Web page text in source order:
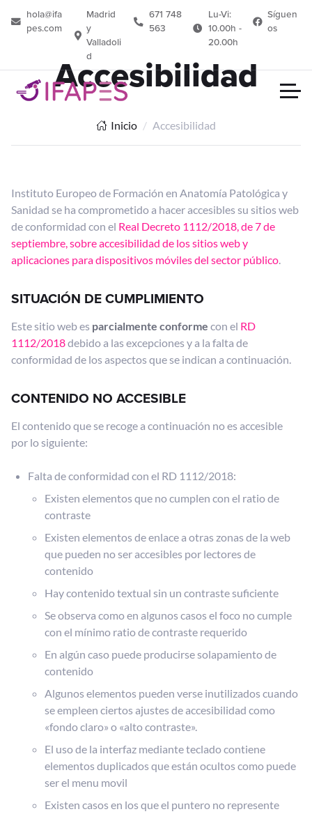
hola@ifa
pes.com
Madrid
y
Valladoli
d
671 748
563
Lu-Vi:
10.00h -
20.00h
Síguen
os
Accesibilidad
Inicio Accesibilidad
Instituto Europeo de Formación en Anatomía Patológica y
Sanidad se ha comprometido a hacer accesibles su sitios web
de conformidad con el Real Decreto 1112/2018, de 7 de
septiembre, sobre accesibilidad de los sitios web y
aplicaciones para dispositivos móviles del sector público.
SITUACIÓN DE CUMPLIMIENTO
Este sitio web es parcialmente conforme con el RD
1112/2018debido a las excepciones y a la falta de
conformidad de los aspectos que se indican a continuación.
CONTENIDO NO ACCESIBLE
El contenido que se recoge a continuación no es accesible
por lo siguiente:
Falta de conformidad con el RD 1112/2018:
Existen elementos que no cumplen con el ratio de
contraste
Existen elementos de enlace a otras zonas de la web
que pueden no ser accesibles por lectores de
contenido
Hay contenido textual sin un contraste suficiente
Se observa como en algunos casos el foco no cumple
con el mínimo ratio de contraste requerido
En algún caso puede producirse solapamiento de
contenido
Algunos elementos pueden verse inutilizados cuando
se empleen ciertos ajustes de accesibilidad como
«fondo claro» o «alto contraste».
El uso de la interfaz mediante teclado contiene
elementos duplicados que están ocultos como puede
ser el menu movil
Existen casos en los que el puntero no represente